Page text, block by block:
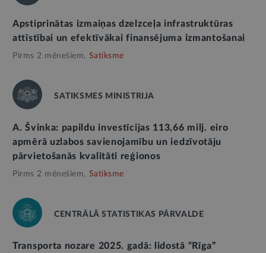
Apstiprinātas izmaiņas dzelzceļa infrastruktūras
attīstībai un efektīvākai finansējuma izmantošanai
Pirms 2 mēnešiem, Satiksme
SATIKSMES MINISTRIJA
A. Švinka: papildu investīcijas 113,66 milj. eiro
apmērā uzlabos savienojamību un iedzīvotāju
pārvietošanās kvalitāti reģionos
Pirms 2 mēnešiem, Satiksme
CENTRĀLĀ STATISTIKAS PĀRVALDE
Transporta nozare 2025. gadā: lidostā “Rīga”